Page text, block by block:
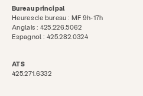
Bureau principal
Heures de bureau : MF 9h-17h
Anglais : 425.226.5062
Espagnol : 425.282.0324
ATS
425.271.6332